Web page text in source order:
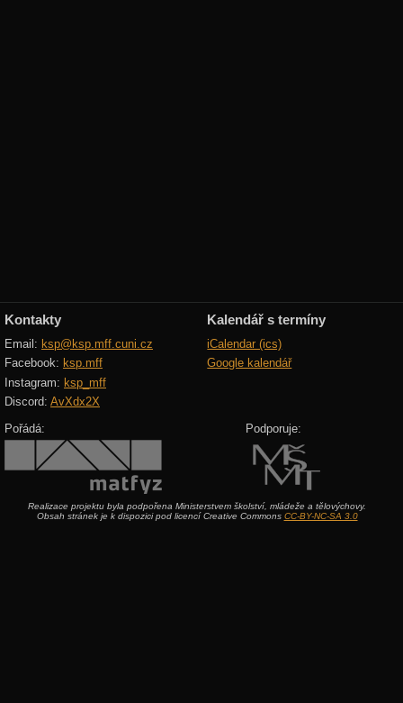
Kontakty
Email: ksp@ksp.mff.cuni.cz
Facebook: ksp.mff
Instagram: ksp_mff
Discord: AvXdx2X
Kalendář s termíny
iCalendar (ics)
Google kalendář
Pořádá: Podporuje:
Realizace projektu byla podpořena Ministerstvem školství, mládeže a tělovýchovy.
Obsah stránek je k dispozici pod licencí Creative Commons CC-BY-NC-SA 3.0